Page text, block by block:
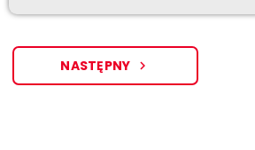
NASTĘPNY navigate_next